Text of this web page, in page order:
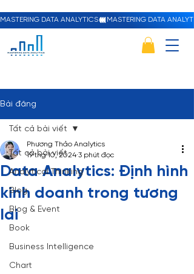
MASTERING DATA ANALYTICS
Bài đăng
Tất cả bài viết
Analytical Thinking
Blog
Blog & Event
Book
Business Intelligence
Chart
Tất cả bài viết
Data Analytics: Định hình
kinh doanh trong tương
lai
Phương Thảo Analytics
19 thg 10, 2024 3 phút đọc